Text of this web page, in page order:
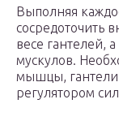
Выполняя
сосредоточить
весе гантелей,
мускулов.
мышцы,
регулятором